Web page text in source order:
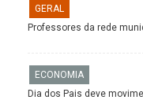
GERAL
Professores da rede
ECONOMIA
Dia dos Pais deve